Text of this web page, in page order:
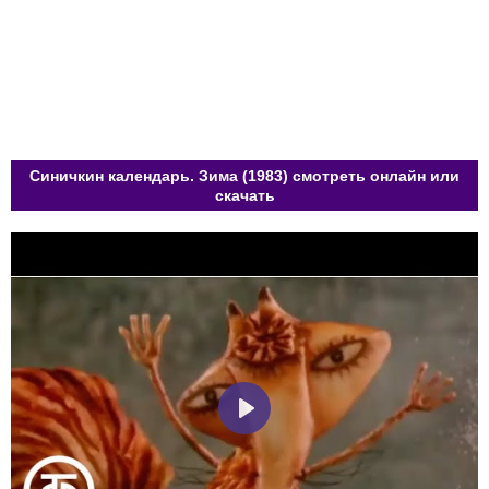
Синичкин календарь. Зима (1983) смотреть онлайн или
скачать
Play